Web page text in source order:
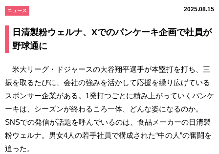
ニュース 2025.08.15
日清製粉ウェルナ、Xでのパンケーキ企画で社員が
野球通に
米大リーグ・ドジャースの大谷翔平選手が本塁打を打ち、三
振を取るたびに、会社の強みを活かして応援を繰り広げている
スポンサー企業がある。1発打つごとに積み上がっていくパンケ
ーキは、シーズンが終わるころ一体、どんな姿になるのか。
SNSでの発信が話題を呼んでいるのは、食品メーカーの日清製
粉ウェルナ。男女4人の若手社員で構成された“中の人”の奮闘を
追った。